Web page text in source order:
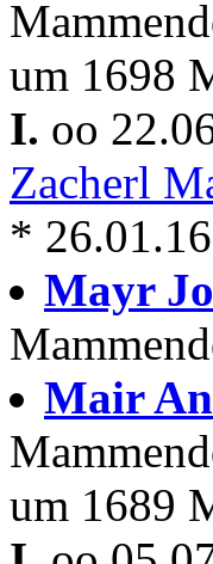
um 1698
I. oo
Zacherl
*
Mayr
Mair
um 1689